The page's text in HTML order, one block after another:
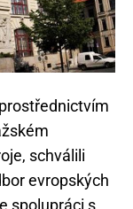
schválili
evropských
spolupráci s